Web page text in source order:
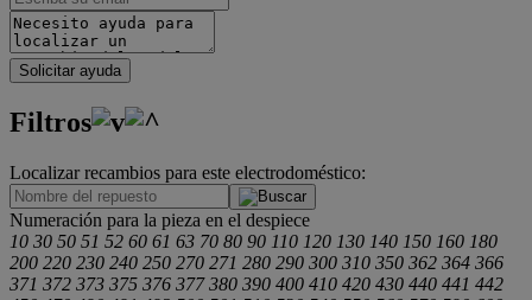
Solicitar ayuda
Filtros
Localizar recambios para este electrodoméstico:
Numeración para la pieza en el despiece
10 30 50 51 52 60 61 63 70 80 90 110 120 130 140 150 160 180
200 220 230 240 250 270 271 280 290 300 310 350 362 364 366
371 372 373 375 376 377 380 390 400 410 420 430 440 441 442